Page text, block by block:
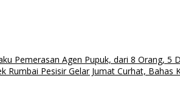
Pemerasan Agen Pupuk, dari 8 Orang,
Rumbai Pesisir Gelar Jumat Curhat, Bahas